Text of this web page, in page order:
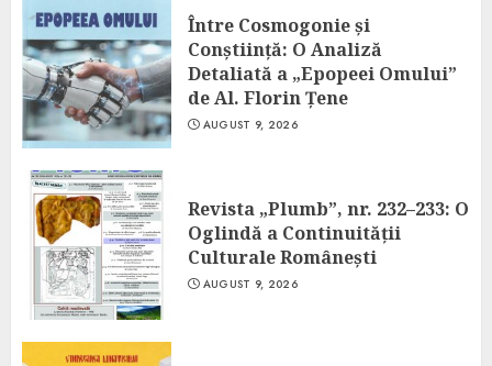
Între Cosmogonie și
Conștiință: O Analiză
Detaliată a „Epopeei Omului”
de Al. Florin Țene
AUGUST 9, 2026
Revista „Plumb”, nr. 232–233: O
Oglindă a Continuității
Culturale Românești
AUGUST 9, 2026